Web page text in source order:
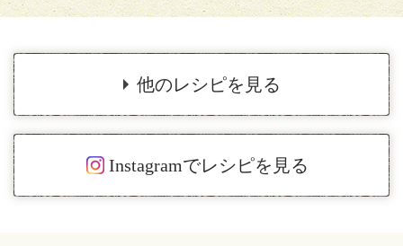
他のレシピを見る
Instagramでレシピを見る